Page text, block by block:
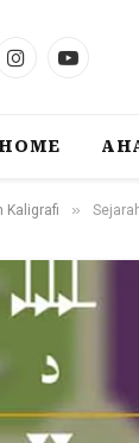
InstagramYouTube
HOME
Kaligrafi »